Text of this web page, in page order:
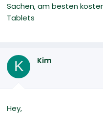
Sachen, am besten
Tablets
K Kim
Hey,